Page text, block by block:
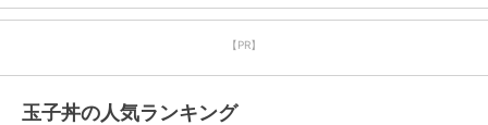
【PR】
玉子丼の人気ランキング